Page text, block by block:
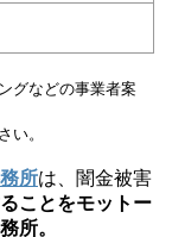
グなどの事業者案
い。
所は、闇金被害
ことをモットー
所。